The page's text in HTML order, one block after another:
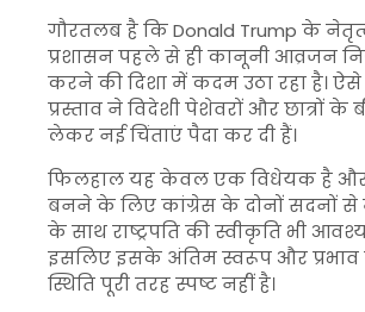
गौरतलब है किDonald Trump के
प्रशासन पहले से ही कानूनी आव्रजन
करने की दिशा में कदम उठा रहा है।
प्रस्ताव ने विदेशी पेशेवरों और छात्रों के
लेकर नई चिंताएं पैदा कर दी हैं।
फिलहाल यह केवल एक विधेयक है
बनने के लिए कांग्रेस के दोनों सदनों
के साथ राष्ट्रपति की स्वीकृति भी
इसलिए इसके अंतिम स्वरूप और
स्थिति पूरी तरह स्पष्ट नहीं है।